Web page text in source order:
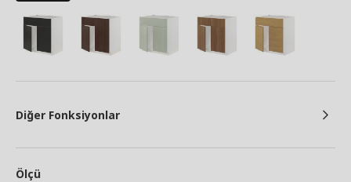
Diğer Fonksiyonlar
Ölçü